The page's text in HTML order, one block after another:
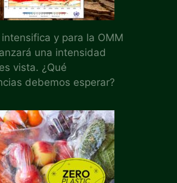
y para la OMM
una intensidad
vista. ¿Qué
debemos esperar?